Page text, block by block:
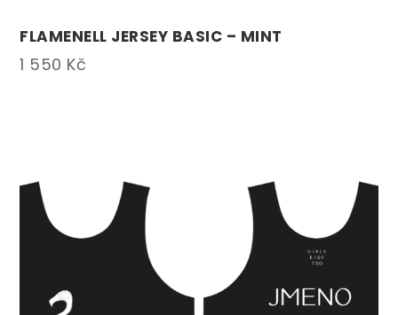
FLAMENELL JERSEY BASIC – MINT
1 550 Kč